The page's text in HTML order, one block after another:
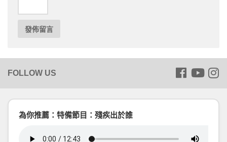
為你推薦：特備節目：殘疾出於誰